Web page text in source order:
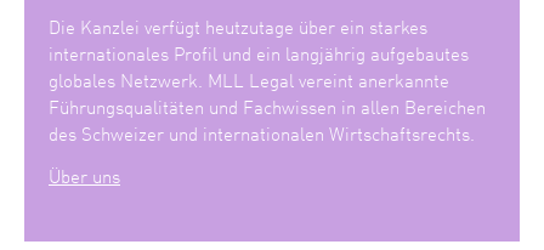
Die Kanzlei verfügt heutzutage über ein starkes
internationales Profil und ein langjährig aufgebautes
globales Netzwerk. MLL Legal vereint anerkannte
Führungsqualitäten und Fachwissen in allen Bereichen
des Schweizer und internationalen Wirtschaftsrechts.
Über uns